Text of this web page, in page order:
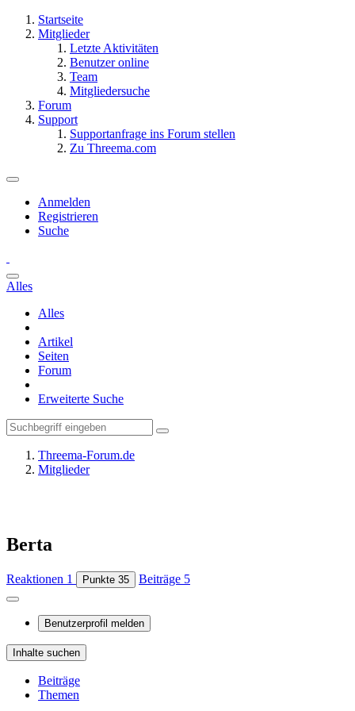
Startseite
Mitglieder
Letzte Aktivitäten
Benutzer online
Team
Mitgliedersuche
Forum
Support
Supportanfrage ins Forum stellen
Zu Threema.com
Anmelden
Registrieren
Suche
Alles
Alles
Artikel
Seiten
Forum
Erweiterte Suche
Threema-Forum.de
Mitglieder
Berta
Reaktionen 1 Punkte 35 Beiträge 5
Benutzerprofil melden
Inhalte suchen
Beiträge
Themen